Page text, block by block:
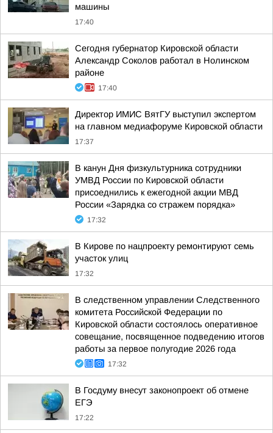
машины
17:40
Сегодня губернатор Кировской области
Александр Соколов работал в Нолинском
районе
17:40
Директор ИМИС ВятГУ выступил экспертом
на главном медиафоруме Кировской области
17:37
В канун Дня физкультурника сотрудники
УМВД России по Кировской области
присоеднились к ежегодной акции МВД
России «Зарядка со стражем порядка»
17:32
В Кирове по нацпроекту ремонтируют семь
участок улиц
17:32
В следственном управлении Следственного
комитета Российской Федерации по
Кировской области состоялось оперативное
совещание, посвященное подведению итогов
работы за первое полугодие 2026 года
17:32
В Госдуму внесут законопроект об отмене
ЕГЭ
17:22